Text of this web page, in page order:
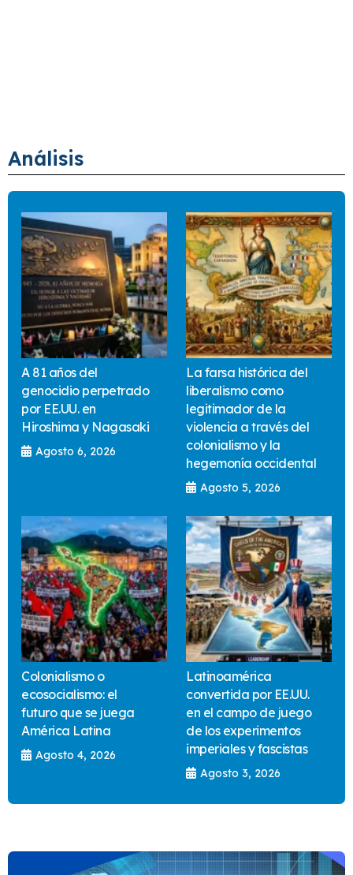
Análisis
A 81 años del
genocidio perpetrado
por EE.UU. en
Hiroshima y Nagasaki
Agosto 6, 2026
La farsa histórica del
liberalismo como
legitimador de la
violencia a través del
colonialismo y la
hegemonía occidental
Agosto 5, 2026
Colonialismo o
ecosocialismo: el
futuro que se juega
América Latina
Agosto 4, 2026
Latinoamérica
convertida por EE.UU.
en el campo de juego
de los experimentos
imperiales y fascistas
Agosto 3, 2026